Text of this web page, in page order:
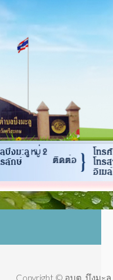
Copyright © อบต. บึงมะ